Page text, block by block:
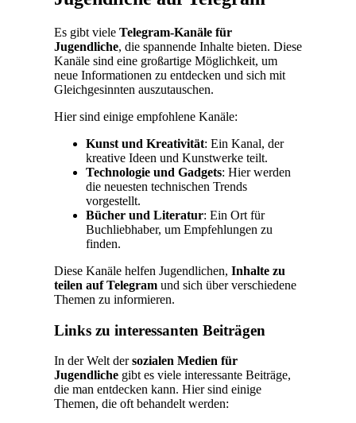
Es gibt viele Telegram-Kanäle für
Jugendliche, die spannende Inhalte bieten. Diese
Kanäle sind eine großartige Möglichkeit, um
neue Informationen zu entdecken und sich mit
Gleichgesinnten auszutauschen.
Hier sind einige empfohlene Kanäle:
Kunst und Kreativität: Ein Kanal, der
kreative Ideen und Kunstwerke teilt.
Technologie und Gadgets: Hier werden
die neuesten technischen Trends
vorgestellt.
Bücher und Literatur: Ein Ort für
Buchliebhaber, um Empfehlungen zu
finden.
Diese Kanäle helfen Jugendlichen, Inhalte zu
teilen auf Telegram und sich über verschiedene
Themen zu informieren.
Links zu interessanten Beiträgen
In der Welt dersozialen Medien für
Jugendliche gibt es viele interessante Beiträge,
die man entdecken kann. Hier sind einige
Themen, die oft behandelt werden: